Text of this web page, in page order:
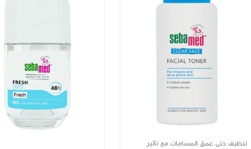
كريم طفح الحفاض ينصح بستخدامه